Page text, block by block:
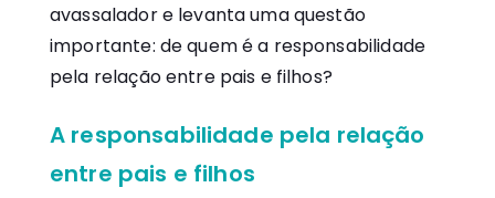
avassalador e levanta uma questão
importante: de quem é a responsabilidade
pela relação entre pais e filhos?
A responsabilidade pela relação
entre pais e filhos